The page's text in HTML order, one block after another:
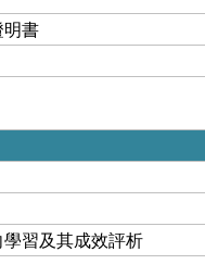
書
習及其成效評析